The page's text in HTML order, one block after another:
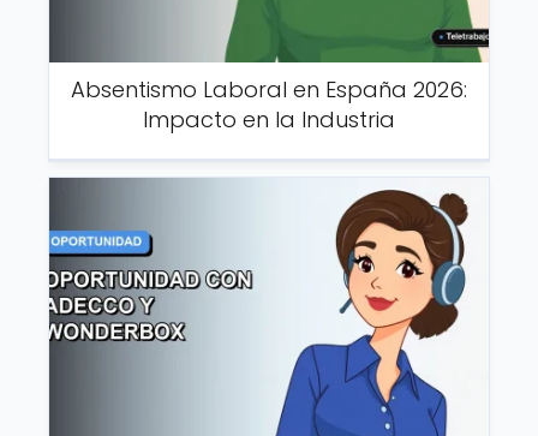
Absentismo Laboral en España 2026:
Impacto en la Industria